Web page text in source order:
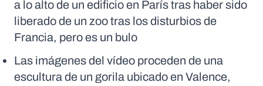
a lo alto de un edificio en París tras haber sido
liberado de un zoo tras los disturbios de
Francia, pero es un bulo
Las imágenes del vídeo proceden de una
escultura de un gorila ubicado en Valence,